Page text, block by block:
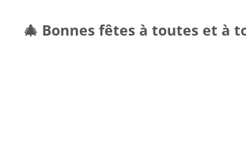
🎄 Bonnes fêtes à toutes et à